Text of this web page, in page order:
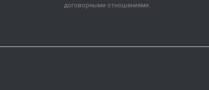
договорными отношениями.